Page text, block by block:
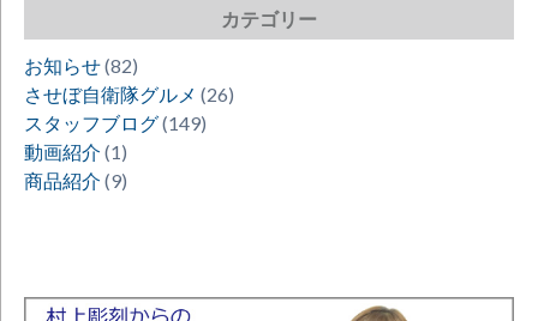
カテゴリー
お知らせ(82)
させぼ自衛隊グルメ (26)
スタッフブログ(149)
動画紹介 (1)
商品紹介 (9)